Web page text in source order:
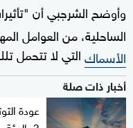
وأوضح الشرجبي أن
الساحلية، من العوامل
الأسماكالتي لا تتحمل
أخبار ذات صلة
عودة